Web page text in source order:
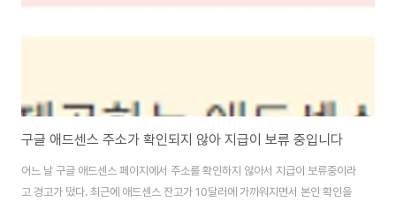
구글 애드센스 주소가 확인되지 않아 지급이 보류 중입니다
어느 날 구글 애드센스 페이지에서 주소를 확인하지 않아서 지급이 보류중이라
고 경고가 떴다. 최근에 애드센스 잔고가 10달러에 가까워지면서 본인 확인을